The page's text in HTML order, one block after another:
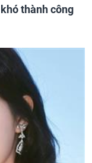
thành công